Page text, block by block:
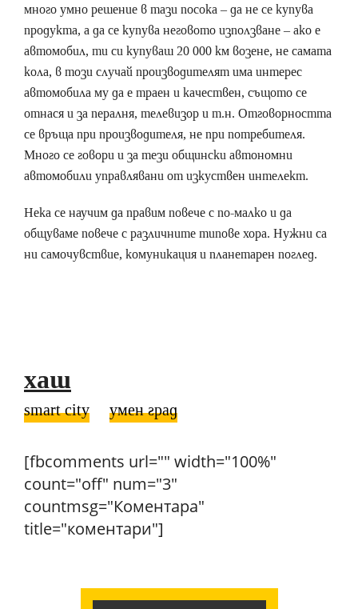
много умно решение в тази посока – да не се купува
продукта, а да се купува неговото използване – ако е
автомобил, ти си купуваш 20 000 км возене, не самата
кола, в този случай производителят има интерес
автомобила му да е траен и качествен, същото се
отнася и за пералня, телевизор и т.н. Отговорността
се връща при производителя, не при потребителя.
Много се говори и за тези общински автономни
автомобили управлявани от изкуствен интелект.
Нека се научим да правим повече с по-малко и да
общуваме повече с различните типове хора. Нужни са
ни самочувствие, комуникация и планетарен поглед.
хаш
smart city умен град
[fbcomments url="" width="100%"
count="off" num="3"
countmsg="Коментара"
title="коментари"]